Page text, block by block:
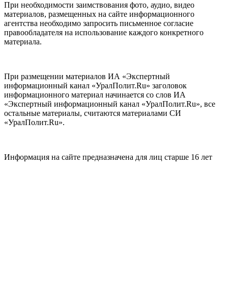
При необходимости заимствования фото, аудио, видео
материалов, размещенных на сайте информационного
агентства необходимо запросить письменное согласие
правообладателя на использование каждого конкретного
материала.
При размещении материалов ИА «Экспертный
информационный канал «УралПолит.Ru» заголовок
информационного материал начинается со слов ИА
«Экспертный информационный канал «УралПолит.Ru», все
остальные материалы, считаются материалами СИ
«УралПолит.Ru».
Информация на сайте предназначена для лиц старше 16 лет